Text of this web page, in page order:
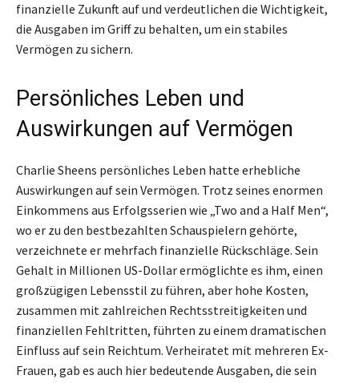
finanzielle Zukunft auf und verdeutlichen die Wichtigkeit,
die Ausgaben im Griff zu behalten, um ein stabiles
Vermögen zu sichern.
Persönliches Leben und
Auswirkungen auf Vermögen
Charlie Sheens persönliches Leben hatte erhebliche
Auswirkungen auf sein Vermögen. Trotz seines enormen
Einkommens aus Erfolgsserien wie „Two and a Half Men“,
wo er zu den bestbezahlten Schauspielern gehörte,
verzeichnete er mehrfach finanzielle Rückschläge. Sein
Gehalt in Millionen US-Dollar ermöglichte es ihm, einen
großzügigen Lebensstil zu führen, aber hohe Kosten,
zusammen mit zahlreichen Rechtsstreitigkeiten und
finanziellen Fehltritten, führten zu einem dramatischen
Einfluss auf sein Reichtum. Verheiratet mit mehreren Ex-
Frauen, gab es auch hier bedeutende Ausgaben, die sein